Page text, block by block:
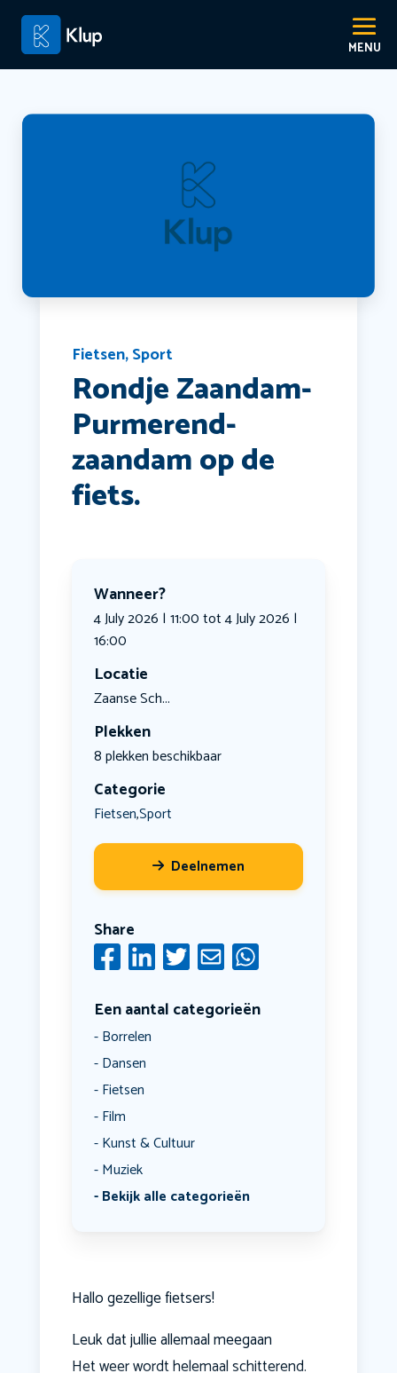
Fietsen,Sport
Rondje Zaandam-
Purmerend-
zaandam op de
fiets.
Wanneer?
4 July 2026 | 11:00 tot 4 July 2026 |
16:00
Locatie
Zaanse Sch...
Plekken
8 plekken beschikbaar
Categorie
Fietsen,Sport
Deelnemen
Share
Een aantal categorieën
Borrelen
Dansen
Fietsen
Film
Kunst & Cultuur
Muziek
Bekijk alle categorieën
Hallo gezellige fietsers!
Leuk dat jullie allemaal meegaan
Het weer wordt helemaal schitterend.